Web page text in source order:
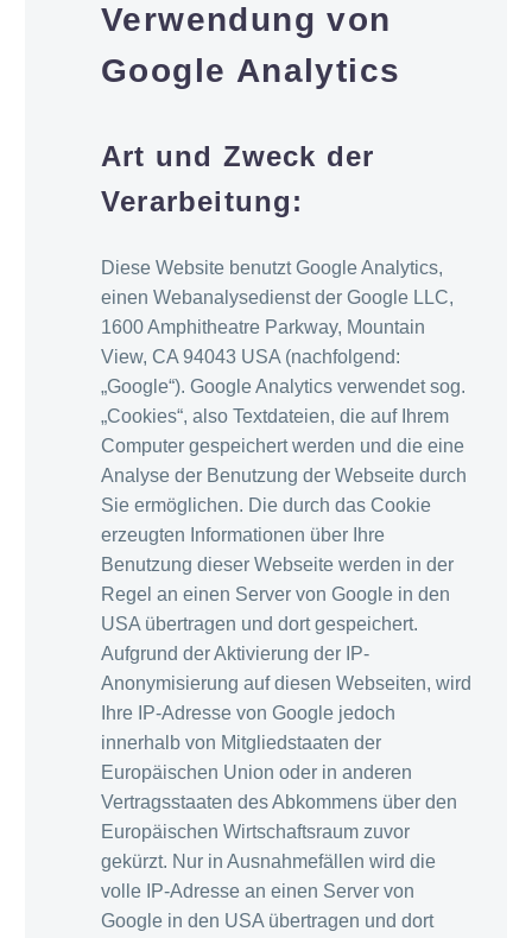
Verwendung von
Google Analytics
Art und Zweck der
Verarbeitung:
Diese Website benutzt Google Analytics,
einen Webanalysedienst der Google LLC,
1600 Amphitheatre Parkway, Mountain
View, CA 94043 USA (nachfolgend:
„Google“). Google Analytics verwendet sog.
„Cookies“, also Textdateien, die auf Ihrem
Computer gespeichert werden und die eine
Analyse der Benutzung der Webseite durch
Sie ermöglichen. Die durch das Cookie
erzeugten Informationen über Ihre
Benutzung dieser Webseite werden in der
Regel an einen Server von Google in den
USA übertragen und dort gespeichert.
Aufgrund der Aktivierung der IP-
Anonymisierung auf diesen Webseiten, wird
Ihre IP-Adresse von Google jedoch
innerhalb von Mitgliedstaaten der
Europäischen Union oder in anderen
Vertragsstaaten des Abkommens über den
Europäischen Wirtschaftsraum zuvor
gekürzt. Nur in Ausnahmefällen wird die
volle IP-Adresse an einen Server von
Google in den USA übertragen und dort